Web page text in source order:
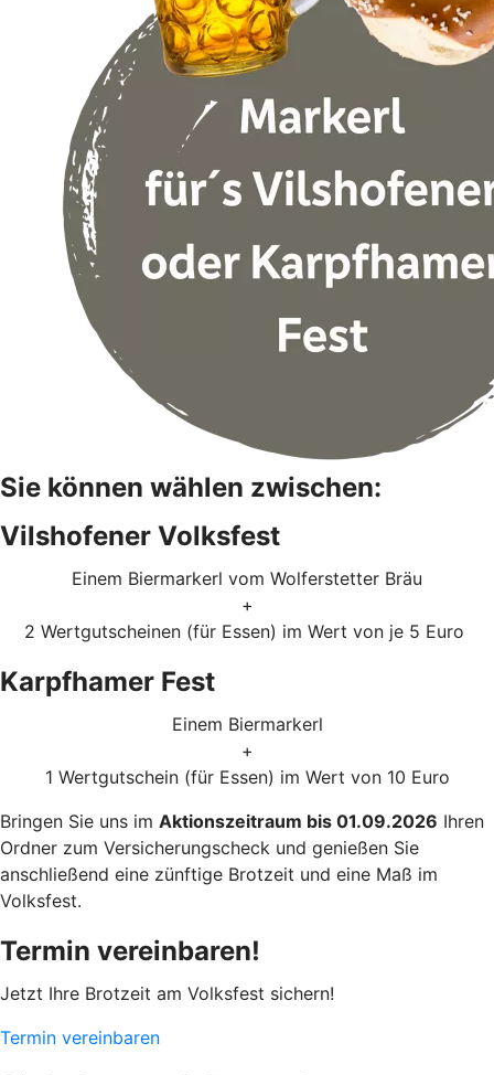
Sie können wählen zwischen:
Vilshofener Volksfest
Einem Biermarkerl vom Wolferstetter Bräu
+
2 Wertgutscheinen (für Essen) im Wert von je 5 Euro
Karpfhamer Fest
Einem Biermarkerl
+
1 Wertgutschein (für Essen) im Wert von 10 Euro
Bringen Sie uns im Aktionszeitraum bis 01.09.2026 Ihren
Ordner zum Versicherungscheck und genießen Sie
anschließend eine zünftige Brotzeit und eine Maß im
Volksfest.
Termin vereinbaren!
Jetzt Ihre Brotzeit am Volksfest sichern!
Termin vereinbaren